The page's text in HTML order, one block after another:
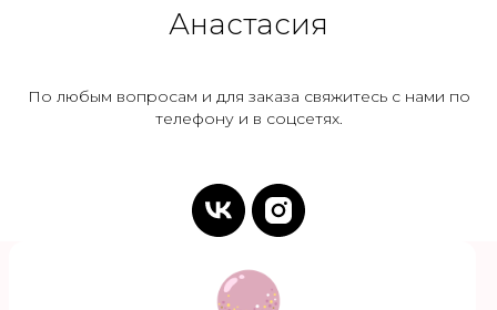
Анастасия
По любым вопросам и для заказа свяжитесь с нами по
телефону и в соцсетях.